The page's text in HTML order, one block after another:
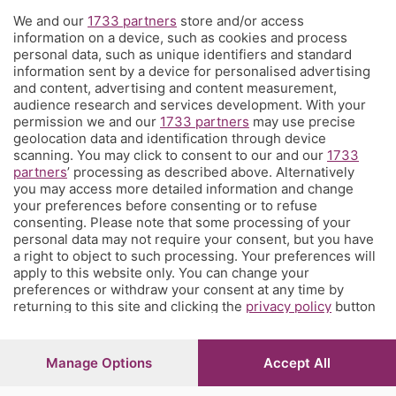
Territorio
Servizi
Chi Siamo
Community
Network
© COPYRIGHT 2026 - S.E.S.A.A.B. S.p.a. con sede in Viale
Papa Giovanni XXIII, 118 24121 Bergamo - E' vietata la
riproduzione anche parziale
Iscritta al Registro Imprese di Bergamo al n.243762 |
We and our 1733 partners store and/or access
information on a device, such as cookies and process
personal data, such as unique identifiers and standard
information sent by a device for personalised advertising
and content, advertising and content measurement,
audience research and services development. With your
permission we and our 1733 partners may use precise
geolocation data and identification through device
scanning. You may click to consent to our and our 1733
partners’ processing as described above. Alternatively
you may access more detailed information and change
your preferences before consenting or to refuse
consenting. Please note that some processing of your
personal data may not require your consent, but you have
a right to object to such processing. Your preferences will
apply to this website only. You can change your
preferences or withdraw your consent at any time by
returning to this site and clicking the privacy policy button
Manage Options Accept All